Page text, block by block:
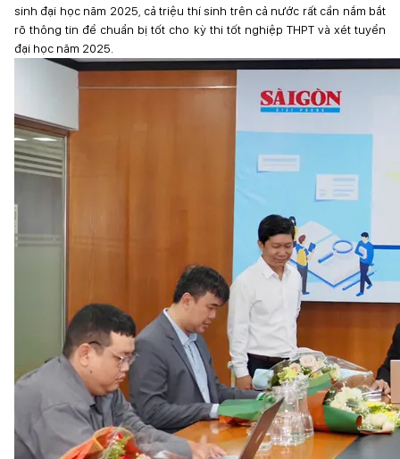
sinh đại học năm 2025, cả triệu thí sinh trên cả nước rất cần nắm bắt
rõ thông tin để chuẩn bị tốt cho kỳ thi tốt nghiệp THPT và xét tuyển
đại học năm 2025.